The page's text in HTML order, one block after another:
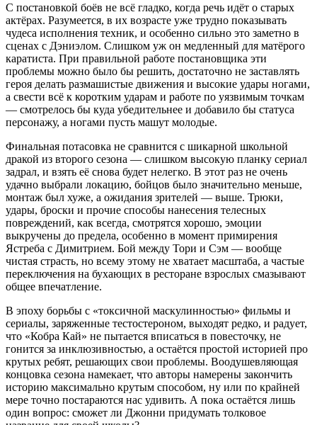
С постановкой боёв не всё гладко, когда речь идёт о старых
актёрах. Разумеется, в их возрасте уже трудно показывать
чудеса исполнения техник, и особенно сильно это заметно в
сценах с Дэниэлом. Слишком уж он медленный для матёрого
каратиста. При правильной работе постановщика эти
проблемы можно было бы решить, достаточно не заставлять
героя делать размашистые движения и высокие удары ногами,
а свести всё к коротким ударам и работе по уязвимым точкам
— смотрелось бы куда убедительнее и добавило бы статуса
персонажу, а ногами пусть машут молодые.
Финальная потасовка не сравнится с шикарной школьной
дракой из второго сезона — слишком высокую планку сериал
задрал, и взять её снова будет нелегко. В этот раз не очень
удачно выбрали локацию, бойцов было значительно меньше,
монтаж был хуже, а ожидания зрителей — выше. Трюки,
удары, броски и прочие способы нанесения телесных
повреждений, как всегда, смотрятся хорошо, эмоции
выкручены до предела, особенно в момент примирения
Ястреба с Димитрием. Бой между Тори и Сэм — вообще
чистая страсть, но всему этому не хватает масштаба, а частые
переключения на бухающих в ресторане взрослых смазывают
общее впечатление.
В эпоху борьбы с «токсичной маскулинностью» фильмы и
сериалы, заряженные тестостероном, выходят редко, и радует,
что «Кобра Кай» не пытается вписаться в повесточку, не
гонится за инклюзивностью, а остаётся простой историей про
крутых ребят, решающих свои проблемы. Воодушевляющая
концовка сезона намекает, что авторы намерены закончить
историю максимально крутым способом, ну или по крайней
мере точно постараются нас удивить. А пока остаётся лишь
один вопрос: сможет ли Джонни придумать толковое